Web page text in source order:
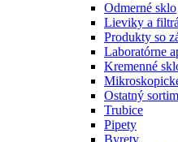
Odmerné sklo
Lieviky a
Produkty so
Laboratórne
Kremenné
Ostatný
Trubice
Pipety
Byrety